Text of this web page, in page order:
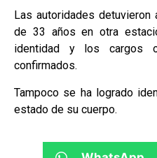
Las autoridades detuvieron
de 33 años en otra
identidad y los cargos
confirmados.
Tampoco se ha logrado
estado de su cuerpo.